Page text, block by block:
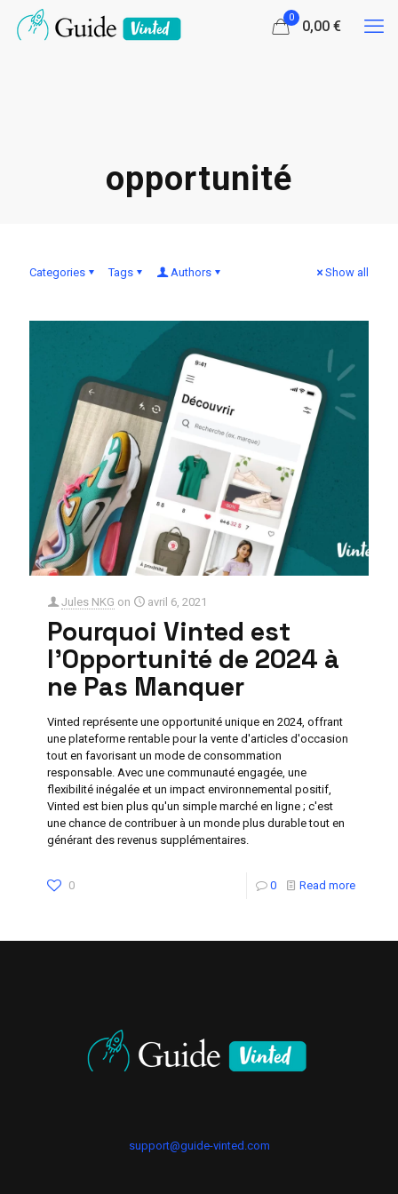
0
0,00 €
opportunité
Categories Tags Authors Show all
Jules NKG on avril 6, 2021
Pourquoi Vinted est
l’Opportunité de 2024 à
ne Pas Manquer
Vinted représente une opportunité unique en 2024, offrant
une plateforme rentable pour la vente d'articles d'occasion
tout en favorisant un mode de consommation
responsable. Avec une communauté engagée, une
flexibilité inégalée et un impact environnemental positif,
Vinted est bien plus qu'un simple marché en ligne ; c'est
une chance de contribuer à un monde plus durable tout en
générant des revenus supplémentaires.
0 0 Read more
support@guide-vinted.com